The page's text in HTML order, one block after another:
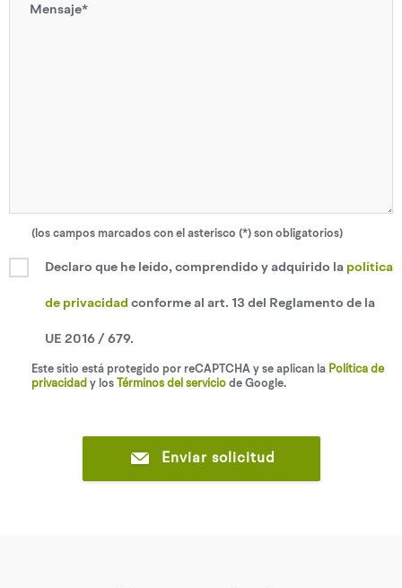
(los campos marcados con el asterisco (*) son obligatorios)
Declaro que he leído, comprendido y adquirido la política
de privacidad conforme al art. 13 del Reglamento de la
UE 2016 / 679.
Este sitio está protegido por reCAPTCHA y se aplican la Política de
privacidad y los Términos del servicio de Google.
Enviar solicitud